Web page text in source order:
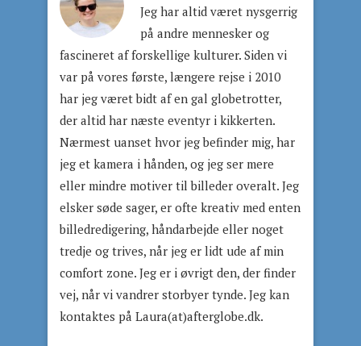
Jeg har altid været nysgerrig
på andre mennesker og
fascineret af forskellige kulturer. Siden vi
var på vores første, længere rejse i 2010
har jeg været bidt af en gal globetrotter,
der altid har næste eventyr i kikkerten.
Nærmest uanset hvor jeg befinder mig, har
jeg et kamera i hånden, og jeg ser mere
eller mindre motiver til billeder overalt. Jeg
elsker søde sager, er ofte kreativ med enten
billedredigering, håndarbejde eller noget
tredje og trives, når jeg er lidt ude af min
comfort zone. Jeg er i øvrigt den, der finder
vej, når vi vandrer storbyer tynde. Jeg kan
kontaktes på Laura(at)afterglobe.dk.